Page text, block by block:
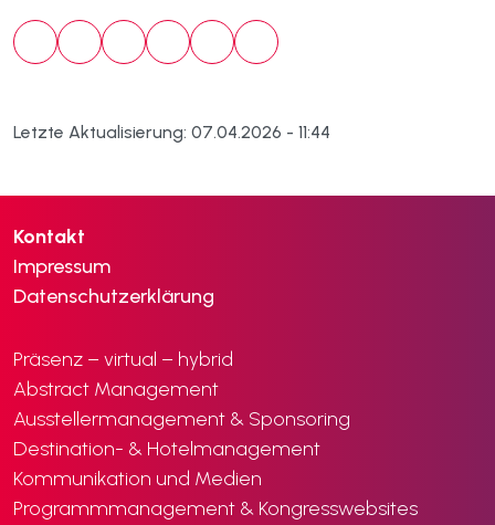
Letzte Aktualisierung: 07.04.2026 - 11:44
Kontakt
Impressum
Datenschutzerklärung
Präsenz – virtual – hybrid
Abstract Management
Ausstellermanagement & Sponsoring
Destination- & Hotelmanagement
Kommunikation und Medien
Programmmanagement & Kongresswebsites